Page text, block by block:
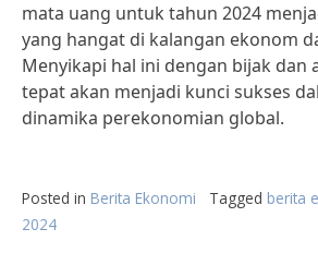
mata uang untuk tahun 2024
yang hangat di kalangan ekonom
Menyikapi hal ini dengan bijak dan
tepat akan menjadi kunci sukses
dinamika perekonomian global.
Posted in Berita Ekonomi Tagged berita
2024